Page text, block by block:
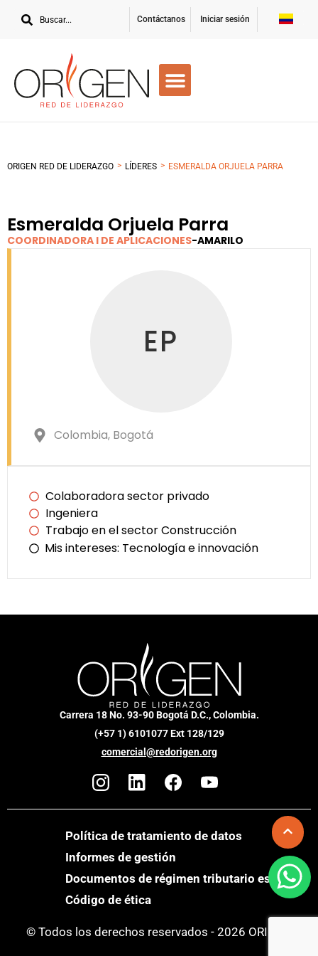
Contáctanos Iniciar sesión
ORIGEN RED DE LIDERAZGO > LÍDERES > ESMERALDA ORJUELA PARRA
Esmeralda Orjuela Parra
COORDINADORA I DE APLICACIONES-AMARILO
EP
Colombia, Bogotá
Colaboradora sector privado
Ingeniera
Trabajo en el sector Construcción
Mis intereses: Tecnología e innovación
Carrera 18 No. 93-90 Bogotá D.C., Colombia.
(+57 1) 6101077 Ext 128/129
comercial@redorigen.org
Política de tratamiento de datos
Informes de gestión
Documentos de régimen tributario especial
Código de ética
© Todos los derechos reservados - 2026 ORIGEN